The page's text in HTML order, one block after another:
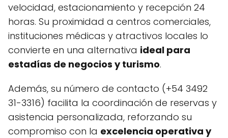
velocidad, estacionamiento y recepción 24
horas. Su proximidad a centros comerciales,
instituciones médicas y atractivos locales lo
convierte en una alternativa ideal para
estadías de negocios y turismo.
Además, su número de contacto (+54 3492
31-3316) facilita la coordinación de reservas y
asistencia personalizada, reforzando su
compromiso con la excelencia operativa y